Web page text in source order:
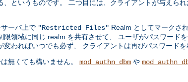
というものです。 二つ目には、クライアントが与えら
ーバ上で "Restricted Files" Realm としてマークさ
領域に同じ realm を共有させて、 ユーザがパスワード
わればいつでも必ず、 クライアントは再びパスワードを
無くても構いません。 mod_authn_dbm や